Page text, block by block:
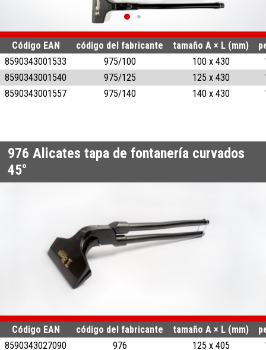
Código EAN código del fabricante tamaño A × L (mm)
8590343001533
975/100 100 x 430
8590343001540
975/125 125 x 430
8590343001557
975/140 140 x 430
976 Alicates tapa de fontanería curvados
45°
Código EAN código del fabricante tamaño A × L (mm)
8590343027090
976 125 x 405